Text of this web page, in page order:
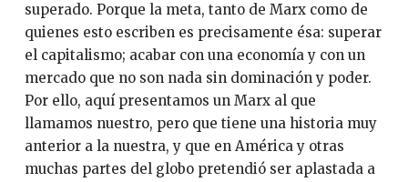
superado. Porque la meta, tanto de Marx como de
quienes esto escriben es precisamente ésa: superar
el capitalismo; acabar con una economía y con un
mercado que no son nada sin dominación y poder.
Por ello, aquí presentamos un Marx al que
llamamos nuestro, pero que tiene una historia muy
anterior a la nuestra, y que en América y otras
muchas partes del globo pretendió ser aplastada a